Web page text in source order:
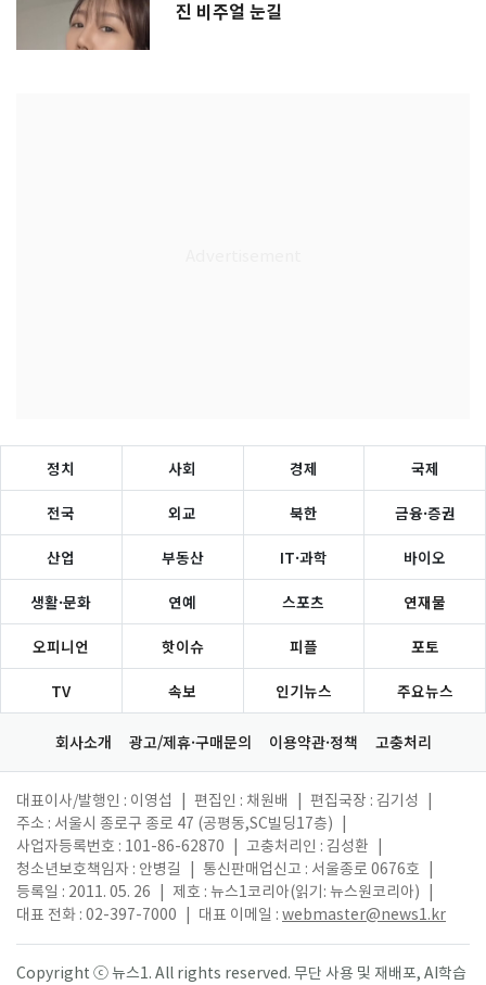
진 비주얼 눈길
정치 사회 경제 국제
전국 외교 북한 금융·증권
산업 부동산 IT·과학 바이오
생활·문화 연예 스포츠 연재물
오피니언 핫이슈 피플 포토
TV 속보 인기뉴스 주요뉴스
회사소개 광고/제휴·구매문의 이용약관·정책 고충처리
대표이사/발행인 : 이영섭 편집인 : 채원배 편집국장 : 김기성
주소 : 서울시 종로구 종로 47 (공평동,SC빌딩17층)
사업자등록번호 : 101-86-62870
고충처리인 : 김성환
청소년보호책임자 : 안병길
통신판매업신고 : 서울종로 0676호
등록일 : 2011. 05. 26
제호 : 뉴스1코리아(읽기: 뉴스원코리아)
대표 전화 : 02-397-7000
대표 이메일 : webmaster@news1.kr
Copyright ⓒ 뉴스1. All rights reserved. 무단 사용 및 재배포, AI학습